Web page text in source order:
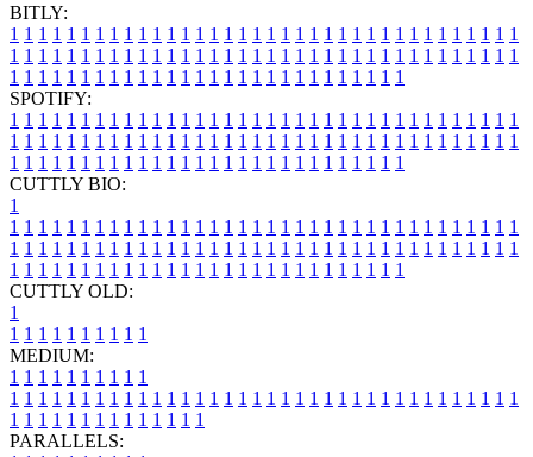
BITLY:
1 1 1 1 1 1 1 1 1 1 1 1 1 1 1 1 1 1 1 1 1 1 1 1 1 1 1 1 1 1 1 1 1 1 1 1
1 1 1 1 1 1 1 1 1 1 1 1 1 1 1 1 1 1 1 1 1 1 1 1 1 1 1 1 1 1 1 1 1 1 1 1
1 1 1 1 1 1 1 1 1 1 1 1 1 1 1 1 1 1 1 1 1 1 1 1 1 1 1 1
SPOTIFY:
1 1 1 1 1 1 1 1 1 1 1 1 1 1 1 1 1 1 1 1 1 1 1 1 1 1 1 1 1 1 1 1 1 1 1 1
1 1 1 1 1 1 1 1 1 1 1 1 1 1 1 1 1 1 1 1 1 1 1 1 1 1 1 1 1 1 1 1 1 1 1 1
1 1 1 1 1 1 1 1 1 1 1 1 1 1 1 1 1 1 1 1 1 1 1 1 1 1 1 1
CUTTLY BIO:
1
1 1 1 1 1 1 1 1 1 1 1 1 1 1 1 1 1 1 1 1 1 1 1 1 1 1 1 1 1 1 1 1 1 1 1 1
1 1 1 1 1 1 1 1 1 1 1 1 1 1 1 1 1 1 1 1 1 1 1 1 1 1 1 1 1 1 1 1 1 1 1 1
1 1 1 1 1 1 1 1 1 1 1 1 1 1 1 1 1 1 1 1 1 1 1 1 1 1 1 1
CUTTLY OLD:
1
1 1 1 1 1 1 1 1 1 1
MEDIUM:
1 1 1 1 1 1 1 1 1 1
1 1 1 1 1 1 1 1 1 1 1 1 1 1 1 1 1 1 1 1 1 1 1 1 1 1 1 1 1 1 1 1 1 1 1 1
1 1 1 1 1 1 1 1 1 1 1 1 1 1
PARALLELS: